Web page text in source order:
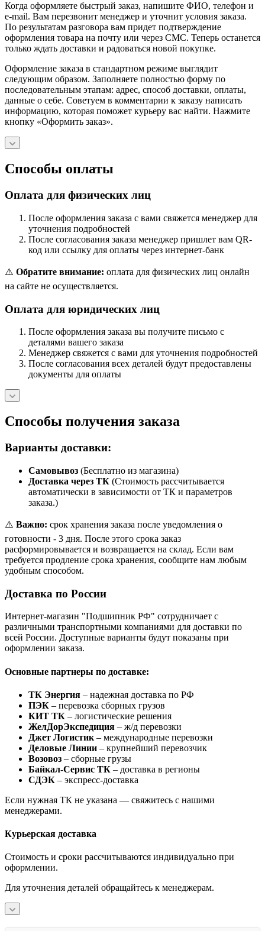
Когда оформляете быстрый заказ, напишите ФИО, телефон и
e-mail. Вам перезвонит менеджер и уточнит условия заказа.
По результатам разговора вам придет подтверждение
оформления товара на почту или через СМС. Теперь останется
только ждать доставки и радоваться новой покупке.
Оформление заказа в стандартном режиме выглядит
следующим образом. Заполняете полностью форму по
последовательным этапам: адрес, способ доставки, оплаты,
данные о себе. Советуем в комментарии к заказу написать
информацию, которая поможет курьеру вас найти. Нажмите
кнопку «Оформить заказ».
Способы оплаты
Оплата для физических лиц
После оформления заказа с вами свяжется менеджер для
уточнения подробностей
После согласования заказа менеджер пришлет вам QR-
код или ссылку для оплаты через интернет-банк
⚠️ Обратите внимание: оплата для физических лиц онлайн
на сайте не осуществляется.
Оплата для юридических лиц
После оформления заказа вы получите письмо с
деталями вашего заказа
Менеджер свяжется с вами для уточнения подробностей
После согласования всех деталей будут предоставлены
документы для оплаты
Способы получения заказа
Варианты доставки:
Самовывоз (Бесплатно из магазина)
Доставка через ТК (Стоимость рассчитывается
автоматически в зависимости от ТК и параметров
заказа.)
⚠️ Важно: срок хранения заказа после уведомления о
готовности - 3 дня. После этого срока заказ
расформировывается и возвращается на склад. Если вам
требуется продление срока хранения, сообщите нам любым
удобным способом.
Доставка по России
Интернет-магазин "Подшипник РФ" сотрудничает с
различными транспортными компаниями для доставки по
всей России. Доступные варианты будут показаны при
оформлении заказа.
Основные партнеры по доставке:
ТК Энергия – надежная доставка по РФ
ПЭК – перевозка сборных грузов
КИТ ТК – логистические решения
ЖелДорЭкспедиция – ж/д перевозки
Джет Логистик – международные перевозки
Деловые Линии – крупнейший перевозчик
Возовоз – сборные грузы
Байкал-Сервис ТК – доставка в регионы
СДЭК – экспресс-доставка
Если нужная ТК не указана — свяжитесь с нашими
менеджерами.
Курьерская доставка
Стоимость и сроки рассчитываются индивидуально при
оформлении.
Для уточнения деталей обращайтесь к менеджерам.